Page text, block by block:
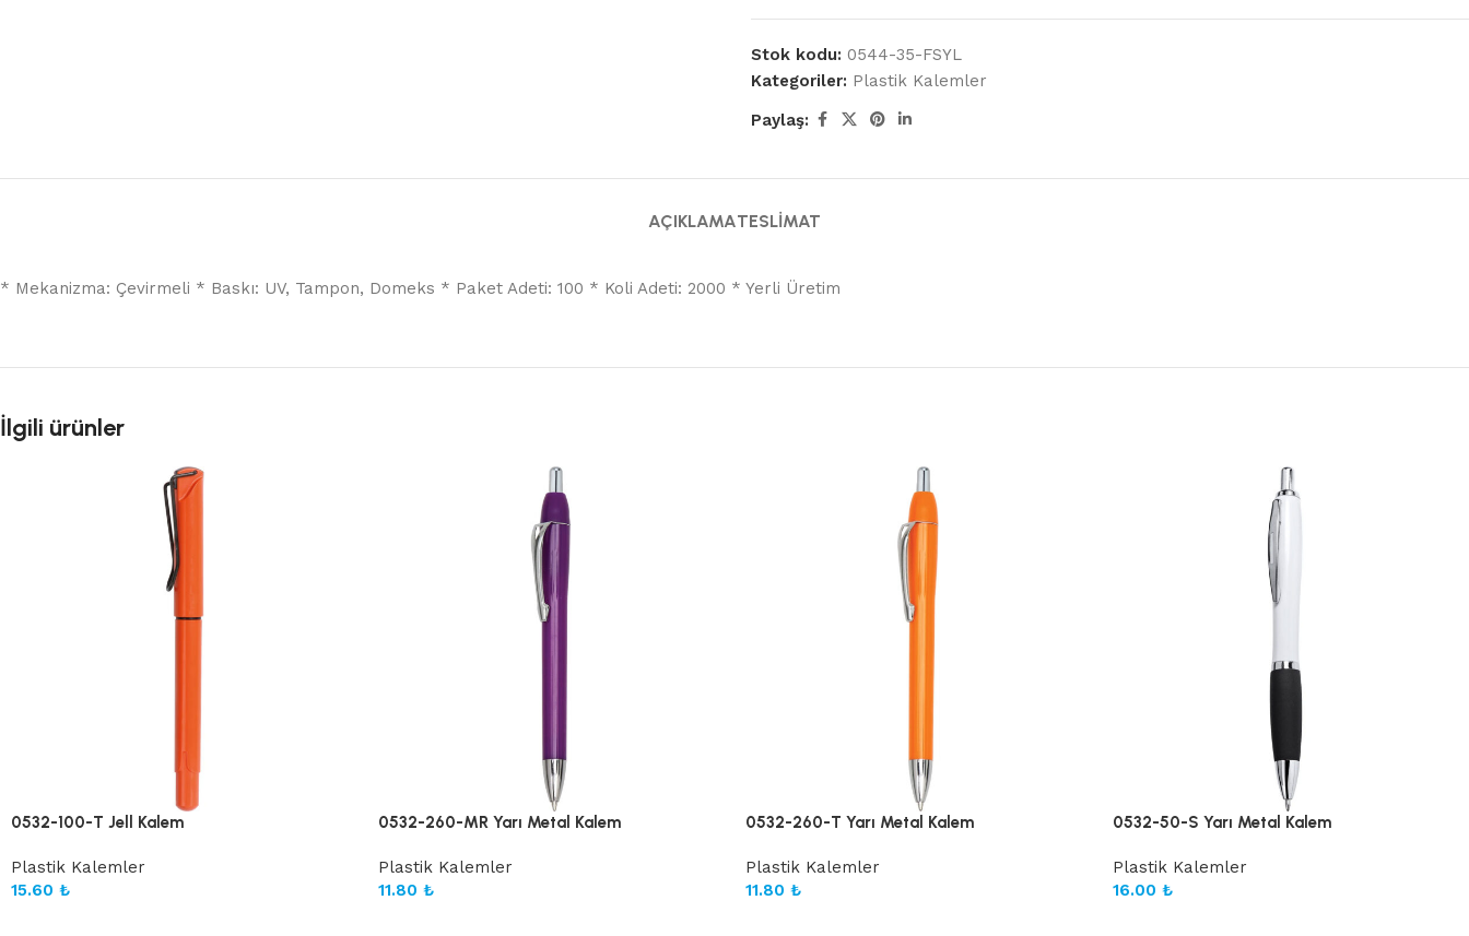
Stok kodu: 0544-35-FSYL
Kategoriler: Plastik Kalemler
Paylaş:
AÇIKLAMATESLIMAT
* Mekanizma: Çevirmeli * Baskı: UV, Tampon, Domeks * Paket Adeti: 100 * Koli Adeti: 2000 * Yerli Üretim
İlgili ürünler
0532-100-T Jell Kalem
Plastik Kalemler
15.60 ₺
0532-260-MR Yarı Metal Kalem
Plastik Kalemler
11.80 ₺
0532-260-T Yarı Metal Kalem
Plastik Kalemler
11.80 ₺
0532-50-S Yarı Metal Kalem
Plastik Kalemler
16.00 ₺